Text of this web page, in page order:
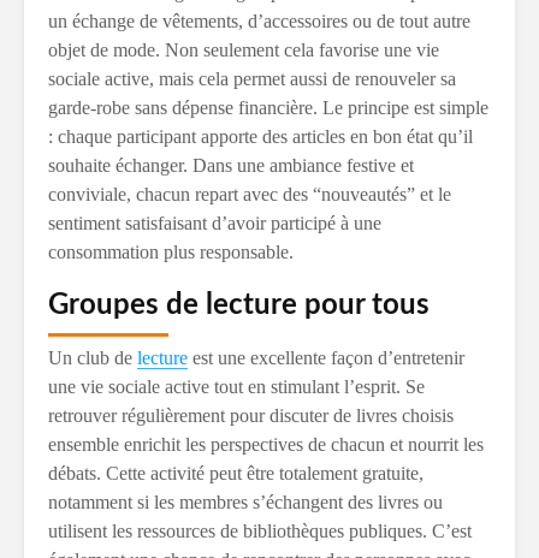
un échange de vêtements, d’accessoires ou de tout autre
objet de mode. Non seulement cela favorise une vie
sociale active, mais cela permet aussi de renouveler sa
garde-robe sans dépense financière. Le principe est simple
: chaque participant apporte des articles en bon état qu’il
souhaite échanger. Dans une ambiance festive et
conviviale, chacun repart avec des “nouveautés” et le
sentiment satisfaisant d’avoir participé à une
consommation plus responsable.
Groupes de lecture pour tous
Un club de lecture est une excellente façon d’entretenir
une vie sociale active tout en stimulant l’esprit. Se
retrouver régulièrement pour discuter de livres choisis
ensemble enrichit les perspectives de chacun et nourrit les
débats. Cette activité peut être totalement gratuite,
notamment si les membres s’échangent des livres ou
utilisent les ressources de bibliothèques publiques. C’est